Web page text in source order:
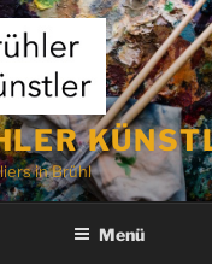
in Brühl
Menü